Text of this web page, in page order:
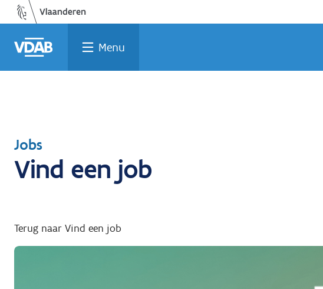
Ga
naar
de
inhoud
Vind
een
job
Vind
een
opleiding
Welke
job
past
bij
Terug
naar
home
Menu
Terug
naar
Jobs
Vind een job
Terug naar Vind een job